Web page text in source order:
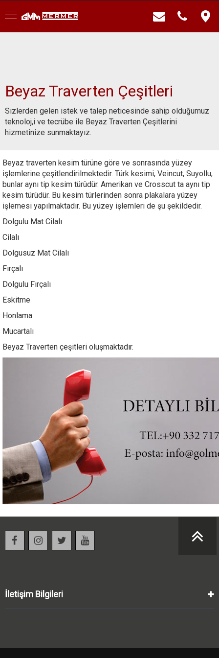
Beyaz Traverten Çeşitleri
Sizlerden gelen istek ve talep neticesinde sahip olduğumuz
teknoloj,i ve tecrübe ile Beyaz Traverten Çeşitlerini
hizmetinize sunmaktayız.
Beyaz traverten kesim türüne göre ve sonrasında yüzey
işlemlerine çeşitlendirilmektedir. Türk kesimi, Veincut, Suyollu,
bunlar aynı tip kesim türüdür. Amerikan ve Crosscut ta aynı tip
kesim türüdür. Bu kesim türlerinden sonra plakalara yüzey
işlemesi yapılmaktadır. Bu yüzey işlemleri de şu şekildedir.
Dolgulu Mat Cilalı
Cilalı
Dolgusuz Mat Cilalı
Fırçalı
Dolgulu Fırçalı
Eskitme
Honlama
Mucartalı
Beyaz Traverten çeşitleri oluşmaktadır.
İletişim Bilgileri